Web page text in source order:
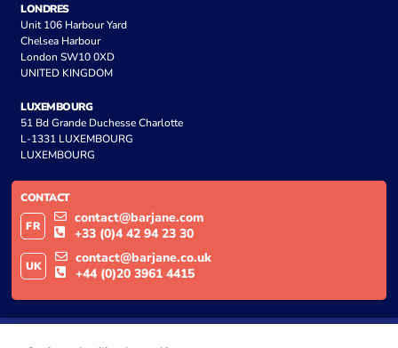
LONDRES
Unit 106 Harbour Yard
Chelsea Harbour
London SW10 0XD
UNITED KINGDOM
LUXEMBOURG
51 Bd Grande Duchesse Charlotte
L-1331 LUXEMBOURG
LUXEMBOURG
CONTACT
FR
contact@barjane.com
+33 (0)4 42 94 23 30
UK
contact@barjane.co.uk
+44 (0)20 3961 4415